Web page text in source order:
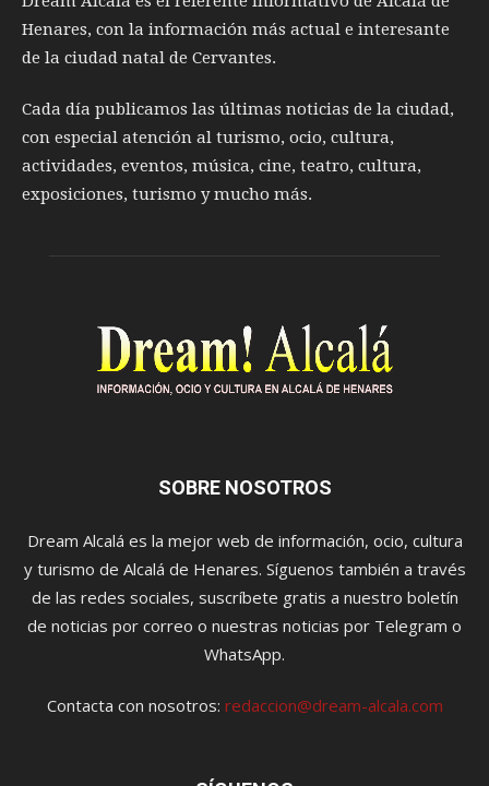
Henares, con la información más actual e interesante
de la ciudad natal de Cervantes.
Cada día publicamos las últimas noticias de la ciudad,
con especial atención al turismo, ocio, cultura,
actividades, eventos, música, cine, teatro, cultura,
exposiciones, turismo y mucho más.
SOBRE NOSOTROS
Dream Alcalá es la mejor web de información, ocio, cultura
y turismo de Alcalá de Henares. Síguenos también a través
de las redes sociales, suscríbete gratis a nuestro boletín
de noticias por correo o nuestras noticias por Telegram o
WhatsApp.
Contacta con nosotros: redaccion@dream-alcala.com